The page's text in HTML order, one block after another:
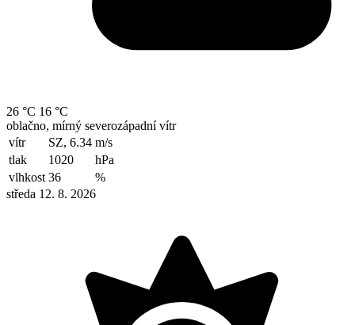
26 °C 16 °C
oblačno, mírný severozápadní vítr
vítr
SZ, 6.34 m/s
tlak
1020
hPa
vlhkost 36
%
středa 12. 8. 2026